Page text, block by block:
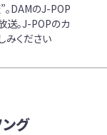
DAMのJ-POP
送。J-POPのカ
みください
グ